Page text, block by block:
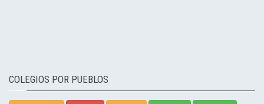
COLEGIOS POR PUEBLOS